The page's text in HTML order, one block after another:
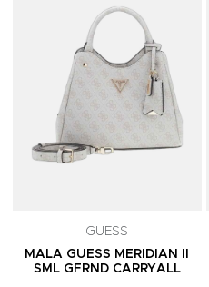
GUESS
MALA GUESS MERIDIAN II
SML GFRND CARRYALL